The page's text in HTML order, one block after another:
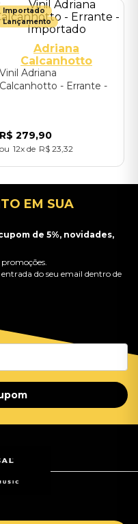
Importado
Lançamento
Adriana
Calcanhotto
Vinil Adriana
Calcanhotto - Errante -
R$ 279,90
12 R$ 23 32
EM SUA
de 5%, novidades,
do seu email dentro de